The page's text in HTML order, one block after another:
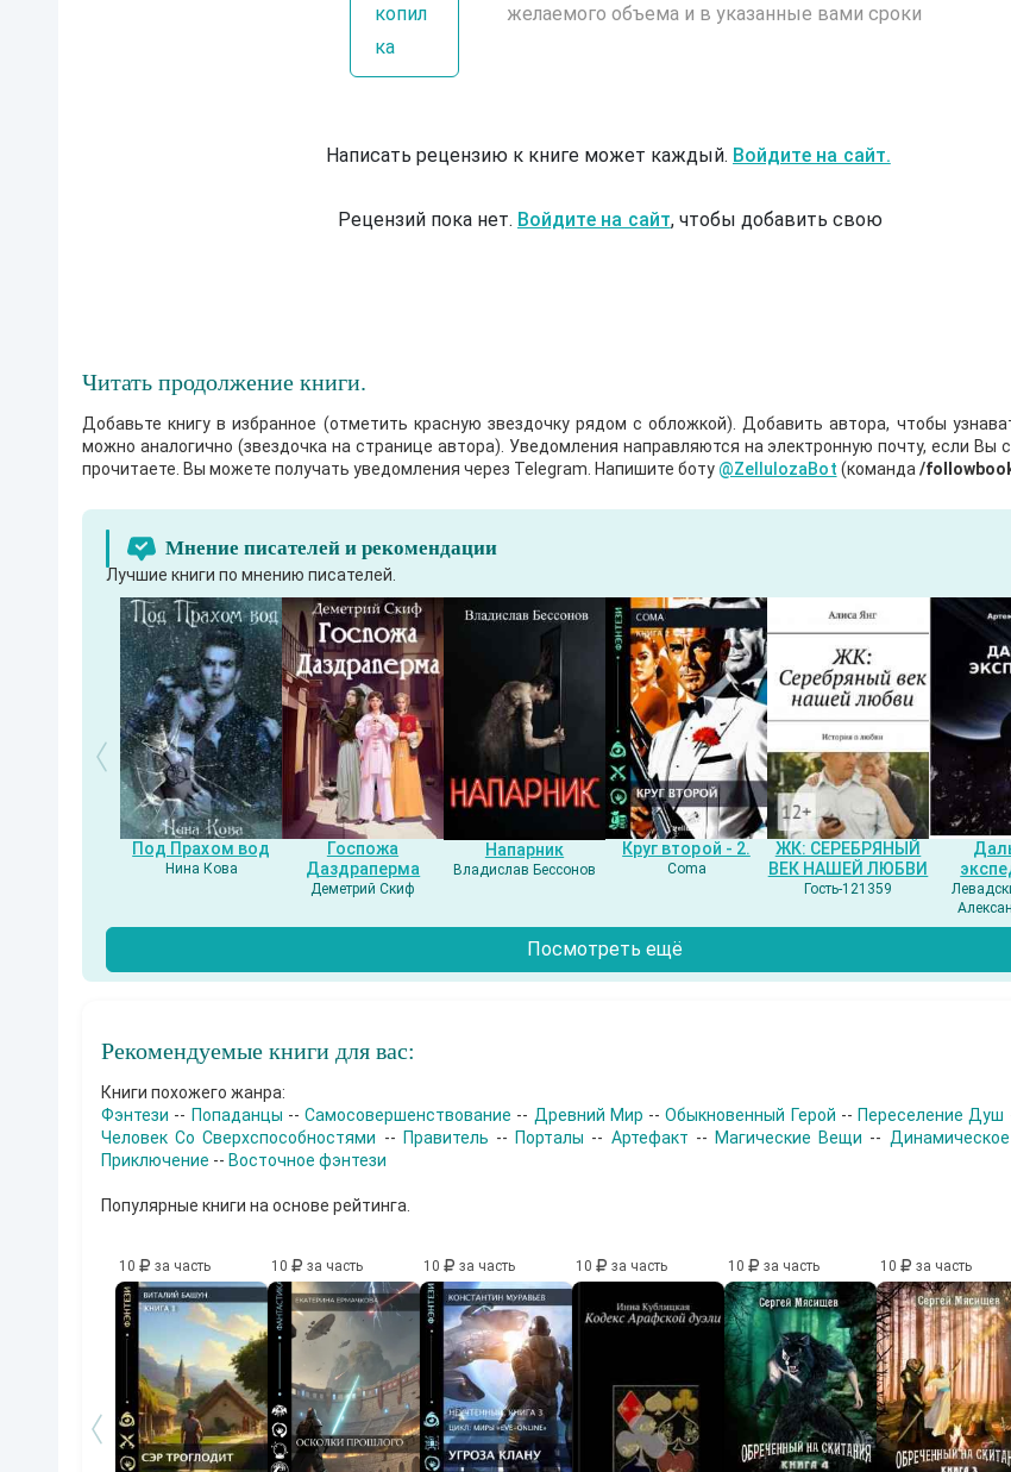
копил
ка
желаемого объема и в указанные вами сроки
Написать рецензию к книге может каждый. Войдите на сайт.
Рецензий пока нет. Войдите на сайт, чтобы добавить свою
Читать продолжение книги.
Добавьте книгу в избранное (отметить красную звездочку рядом с обложкой). Добавить автора, чтобы
можно аналогично (звездочка на странице автора). Уведомления направляются на электронную почту, если Вы
прочитаете. Вы можете получать уведомления через Telegram. Напишите боту @ZellulozaBot (команда /
Мнение писателей и рекомендации
Лучшие книги по мнению писателей.
Под Прахом вод
Нина Кова
Госпожа
Даздраперма
Деметрий Скиф
Напарник
Владислав Бессонов
Круг второй - 2.
Coma
ЖК: СЕРЕБРЯНЫЙ
ВЕК НАШЕЙ ЛЮБВИ
Гость-121359
Посмотреть ещё
Рекомендуемые книги для вас:
Книги похожего жанра:
Фэнтези -- Попаданцы -- Самосовершенствование -- Древний Мир --Обыкновенный Герой -- Переселение Душ
Человек Со Сверхспособностями -- Правитель -- Порталы -- Артефакт -- Магические Вещи --
Приключение -- Восточное фэнтези
Популярные книги на основе рейтинга.
10 за часть 10 за часть 10 за часть 10 за часть 10 за часть 10 за часть